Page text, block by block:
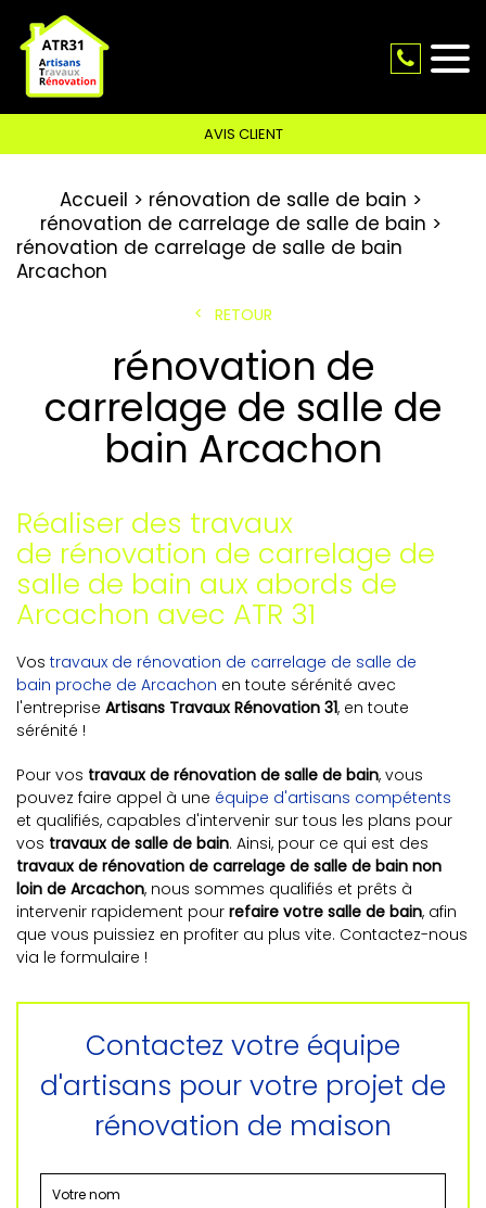
AVIS CLIENT
Accueil
rénovation de salle de bain
rénovation de carrelage de salle de bain
rénovation de carrelage de salle de bain
Arcachon
RETOUR
rénovation de
carrelage de salle de
bain Arcachon
Réaliser des travaux
de rénovation de carrelage de
salle de bain aux abords de
Arcachon avec ATR 31
Vos travaux de rénovation de carrelage de salle de
bain proche de Arcachon en toute sérénité avec
l'entreprise Artisans Travaux Rénovation 31, en toute
sérénité !
Pour vos travaux de rénovation de salle de bain, vous
pouvez faire appel à une équipe d'artisans compétents
et qualifiés, capables d'intervenir sur tous les plans pour
vos travaux de salle de bain. Ainsi, pour ce qui est des
travaux de rénovation de carrelage de salle de bain non
loin de Arcachon, nous sommes qualifiés et prêts à
intervenir rapidement pour refaire votre salle de bain, afin
que vous puissiez en profiter au plus vite. Contactez-nous
via le formulaire !
Contactez votre équipe
d'artisans pour votre projet de
rénovation de maison